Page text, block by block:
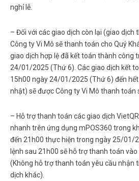
nghỉ lễ.
– Đối với các giao dịch còn lại (giao dịch
Công ty Vi Mô sẽ thanh toán cho Quý
giao dịch hợp lệ đã kết toán thành công
24/01/2025 (Thứ 6). Các giao dịch kết
15h00 ngày 24/01/2025 (Thứ 6) đến
nhật) sẽ được Công ty Vi Mô thanh toán
– Hỗ trợ thanh toán các giao dịch
nhanh trên ứng dụng mPOS360 trong
đến 21h00 thực hiện trong ngày 25/01/
lệnh sau 21h00 sẽ hỗ trợ thanh toán
(Không hỗ trợ thanh toán yêu cầu nhận
dịch khác).